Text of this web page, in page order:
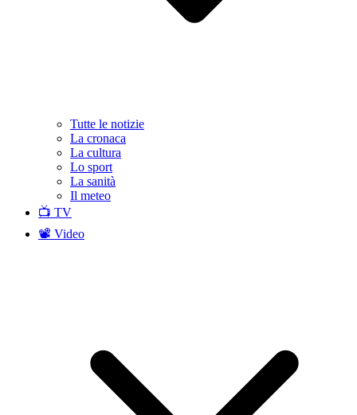
Tutte le notizie
La cronaca
La cultura
Lo sport
La sanità
Il meteo
📺 TV
📽️ Video